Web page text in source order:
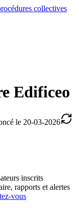
collectives
Edificeo
le 20-03-2026
inscrits
rapports et alertes
vous